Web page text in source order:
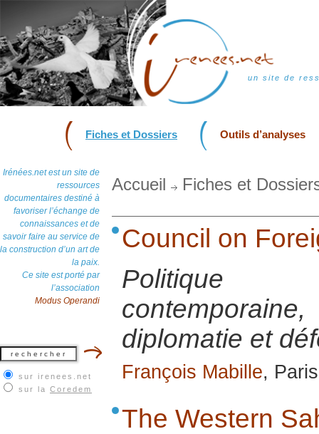
un site de
Fiches et Dossiers Outils d’analyses
Irénées.net est un site de
ressources
documentaires destiné à
favoriser l’échange de
connaissances et de
savoir faire au service de
la construction d’un art de
la paix.
Ce site est porté par
l’association
Modus Operandi
sur irenees.net
sur la Coredem
Accueil Fiches et
Council on
Politique
diplomatie et
François Mabille,
The Western